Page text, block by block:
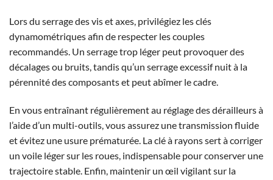
Lors du serrage des vis et axes, privilégiez les clés
dynamométriques afin de respecter les couples
recommandés. Un serrage trop léger peut provoquer des
décalages ou bruits, tandis qu’un serrage excessif nuit à la
pérennité des composants et peut abîmer le cadre.
En vous entraînant régulièrement au réglage des dérailleurs à
l’aide d’un multi-outils, vous assurez une transmission fluide
et évitez une usure prématurée. La clé à rayons sert à corriger
un voile léger sur les roues, indispensable pour conserver une
trajectoire stable. Enfin, maintenir un œil vigilant sur la